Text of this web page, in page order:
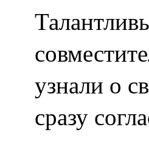
узнали о
сразу